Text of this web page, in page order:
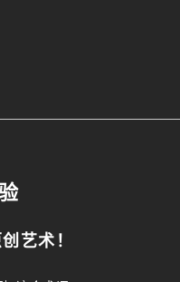
艺术！